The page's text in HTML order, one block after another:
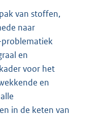
van stoffen,
naar
problematiek
en
voor het
en
in de keten van